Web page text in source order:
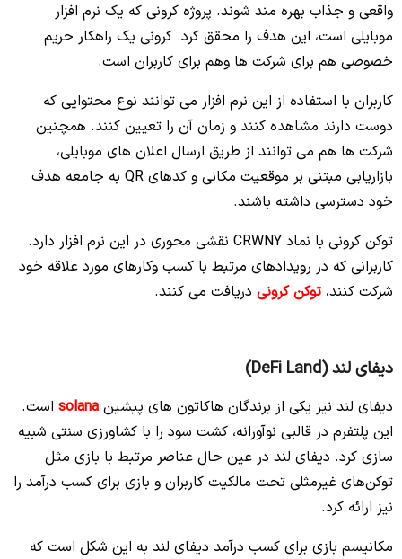
واقعی و جذاب بهره مند شوند. پروژه کرونی که یک نرم افزار
موبایلی است، این هدف را محقق کرد. کرونی یک راهکار حریم
خصوصی هم برای شرکت ها وهم برای کاربران است.
کاربران با استفاده از این نرم افزار می توانند نوع محتوایی که
دوست دارند مشاهده کنند و زمان آن را تعیین کنند. همچنین
شرکت ها هم می توانند از طریق ارسال اعلان های موبایلی،
بازاریابی مبتنی بر موقعیت مکانی و کدهای QR به جامعه هدف
خود دسترسی داشته باشند.
توکن کرونی با نماد CRWNY نقشی محوری در این نرم افزار دارد.
کاربرانی که در رویدادهای مرتبط با کسب وکارهای مورد علاقه خود
شرکت کنند،توکن کرونی دریافت می کنند.
دیفای لند (DeFi Land)
دیفای لند نیز یکی از برندگان هاکاتون های پیشین solana است.
این پلتفرم در قالبی نوآورانه، کشت سود را با کشاورزی سنتی شبیه
سازی کرد. دیفای لند در عین حال عناصر مرتبط با بازی مثل
توکن‌های غیرمثلی تحت مالکیت کاربران و بازی برای کسب درآمد را
نیز ارائه کرد.
مکانیسم بازی برای کسب درآمد دیفای لند به این شکل است که